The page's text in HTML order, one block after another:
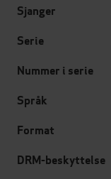
Sjanger
Serie
Nummer i serie
Språk
Format
DRM-beskyttelse